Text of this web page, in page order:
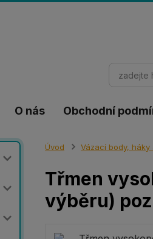
O nás Obchodní
Úvod Vázací body, háky
Třmen
výběru)